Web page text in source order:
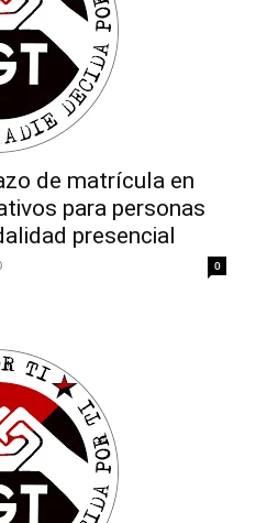
de matrícula en
para personas
presencial
0